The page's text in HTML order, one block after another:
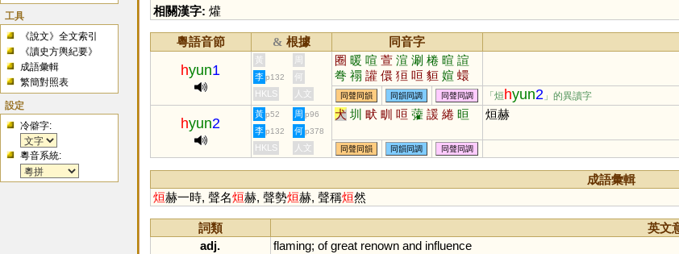
工具
《說文》全文索引
《讀史方輿紀要》
成語彙輯
繁簡對照表
設定
冷僻字:
粵音系統:
相關漢字: 爟
粵語音節 & 根據 同音字
hyun1
黃 周 圈 暖 喧 萱 渲 涮 棬 暄 諠
弮 禤 讙 儇 狟 咺 貆 媗 蠉
翾 駽 梋 懁 嬛 鋗 萲 塤 昍
愃 愋 壎 諼 酄 煖 蝖 晅
李 p132
何
HKLS
人文 同聲同韻 同韻同調 同聲同調 「烜 hyun2 」的異讀字
hyun2
黃 p52 周 p96 犬 圳 畎 甽 咺 虇 諼 綣 晅 烜赫
李 p132 何 p378
HKLS 人文 同聲同韻 同韻同調 同聲同調
成語彙輯
烜赫一時, 聲名烜赫, 聲勢烜赫, 聲稱烜然
詞類
英文
adj.
flaming; of great renown and influence